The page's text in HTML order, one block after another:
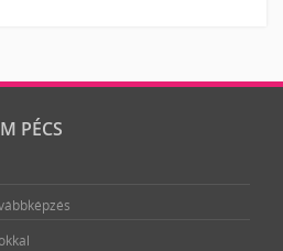
PÉCS